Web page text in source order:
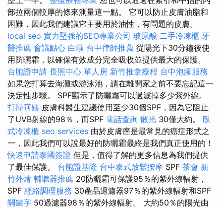
部拉兩個較厚的條來測量這一點。 它可以防止皮膚油脂和
困難，因此我們建議它主要用於油性，有問題的皮膚。
local seo 實力堅強的SEO專業公司 玻尿酸 二手冷凍櫃 牙
醫推薦 會議點心 白蟻 台中律師推薦 從陽光下30分鐘後使
用防曬霜，以確保有效成分完全吸收並提供最大的保護。
台胞證申請 長照中心 單人房 新竹推拿療程 台中泡腳服務
如果您打算去海灘或游泳池，請在離開家之前不要忘記這一
決定性步驟。 SPF顯示了防曬霜可以過濾掉多少紫外線。
打掃阿姨 皮膚科醫生建議使用至少30個SPF，因為它阻止
了UVB射線的98％，而SPF 電話查詢 散光 30僅大約。 臥
式冷凍櫃 seo services 由於皮膚癌是最常見的癌症形式之
一，因此我們可以說最好的防曬霜最終是我們真正使用的！
快速申請泰國簽證 但是，值得了解的更多信息為我們提供
了最佳保護。 台胞證基隆 台中泰式放鬆按摩 SPF 茶會 新
竹外燴 輔聽器推薦 20防曬霜可保護95％的紫外線輻射，
SPF 經絡調理服務 30產品過濾器97％的紫外線輻射和SPF
關鍵字 50過濾器98％的紫外線輻射。 大約50％的陽光由